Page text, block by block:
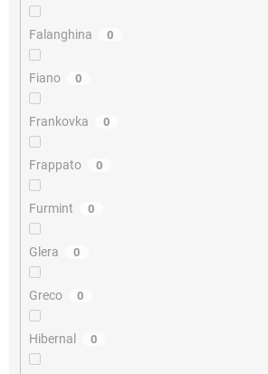
Falanghina 0
Fiano 0
Frankovka 0
Frappato 0
Furmint 0
Glera 0
Greco 0
Hibernal 0